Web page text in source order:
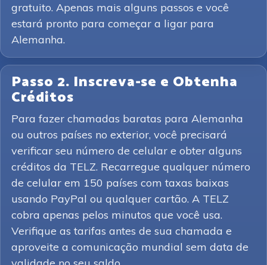
gratuito. Apenas mais alguns passos e você
estará pronto para começar a ligar para
Alemanha.
Passo 2. Inscreva-se e Obtenha
Créditos
Para fazer chamadas baratas para Alemanha
ou outros países no exterior, você precisará
verificar seu número de celular e obter alguns
créditos da TELZ. Recarregue qualquer número
de celular em 150 países com taxas baixas
usando PayPal ou qualquer cartão. A TELZ
cobra apenas pelos minutos que você usa.
Verifique as tarifas antes de sua chamada e
aproveite a comunicação mundial sem data de